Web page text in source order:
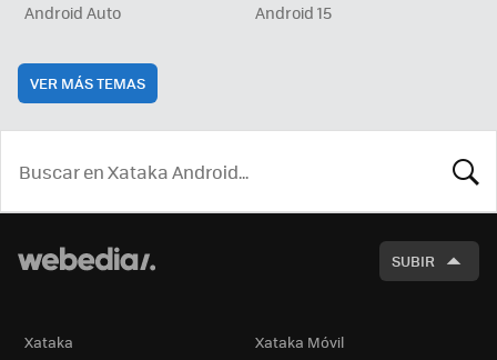
Android Auto
Android 15
VER MÁS TEMAS
SUBIR
Xataka Xataka Móvil